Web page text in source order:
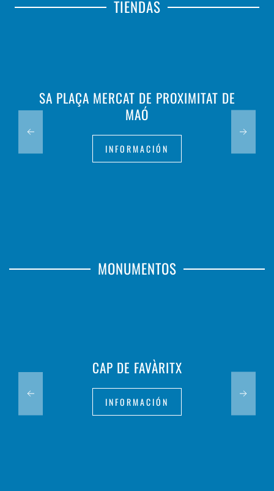
TIENDAS
SA PLAÇA MERCAT DE PROXIMITAT DE
MAÓ
INFORMACIÓN
MONUMENTOS
CAP DE FAVÀRITX
INFORMACIÓN